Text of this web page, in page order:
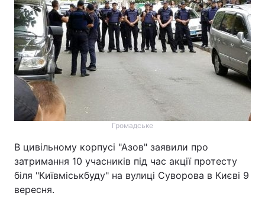
Громадське
В цивільному корпусі "Азов" заявили про
затримання 10 учасників під час акції протесту
біля "Київміськбуду" на вулиці Суворова в Києві 9
вересня.